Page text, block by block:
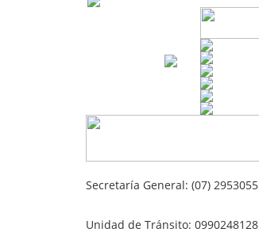
Secretaría General: (07) 2953055
Unidad de Tránsito: 0990248128